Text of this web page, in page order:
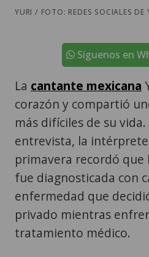
YURI / FOTO: REDES SOCIALES DE
Síguenos en
La cantante mexicana
corazón y compartió
más difíciles de su
entrevista, la
primavera recordó que
fue diagnosticada con
enfermedad que
privado mientras
tratamiento médico.